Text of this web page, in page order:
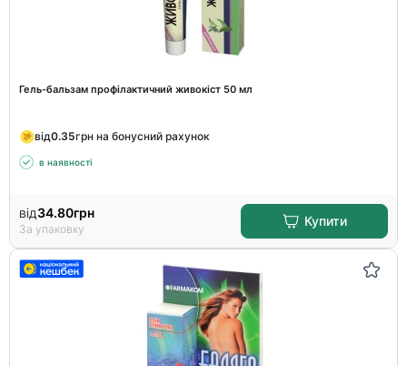
Гель-бальзам профілактичний живокіст 50 мл
від0.35грн на бонусний рахунок
в наявності
від34.80грн
За упаковку
Купити